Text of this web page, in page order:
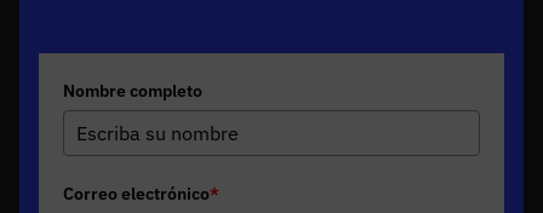
Nombre completo
Correo electrónico*